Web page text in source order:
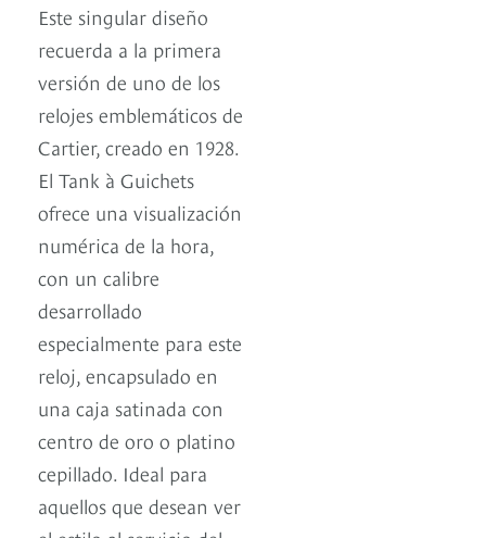
Este singular diseño
recuerda a la primera
versión de uno de los
relojes emblemáticos de
Cartier, creado en 1928.
El Tank à Guichets
ofrece una visualización
numérica de la hora,
con un calibre
desarrollado
especialmente para este
reloj, encapsulado en
una caja satinada con
centro de oro o platino
cepillado. Ideal para
aquellos que desean ver